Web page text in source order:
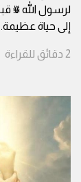
لرسول الله ﷺ
إلى حياة عظيمة
2 دقائق للقراءة